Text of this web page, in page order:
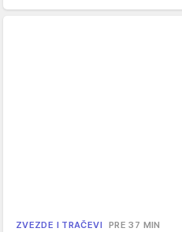
ZVEZDE I TRAČEVI PRE 37 MIN